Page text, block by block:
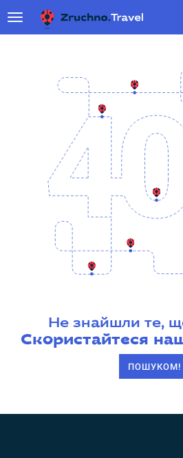
Не знайшли те,
Скористайтеся
ПОШУКОМ!